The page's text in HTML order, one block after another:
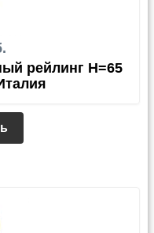
рейлинг Н=65